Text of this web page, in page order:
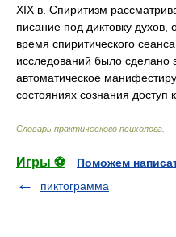
XIX в. Спиритизм
писание под диктовку
время спиритического
исследований было сделано
автоматическое
состояниях сознания доступ
Словарь практического психолога.
Игры ⚽
Поможем
пиктограмма